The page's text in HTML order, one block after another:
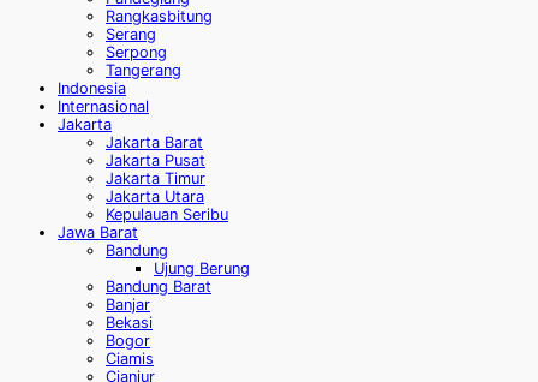
Rangkasbitung
Serang
Serpong
Tangerang
Indonesia
Internasional
Jakarta
Jakarta Barat
Jakarta Pusat
Jakarta Timur
Jakarta Utara
Kepulauan Seribu
Jawa Barat
Bandung
Ujung Berung
Bandung Barat
Banjar
Bekasi
Bogor
Ciamis
Cianjur